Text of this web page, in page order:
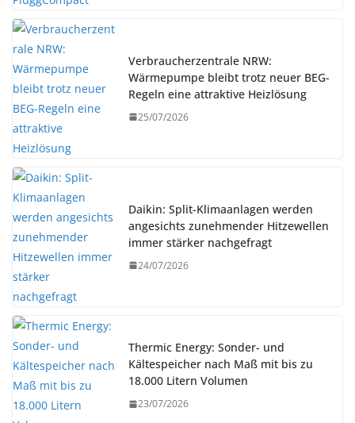
Verbraucherzentrale NRW:
Wärmepumpe bleibt trotz neuer BEG-
Regeln eine attraktive Heizlösung
25/07/2026
Daikin: Split-Klimaanlagen werden
angesichts zunehmender Hitzewellen
immer stärker nachgefragt
24/07/2026
Thermic Energy: Sonder- und
Kältespeicher nach Maß mit bis zu
18.000 Litern Volumen
23/07/2026